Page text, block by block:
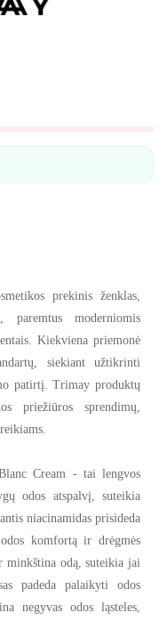
prekinis ženklas,
paremtus moderniomis
Kiekviena priemonė
siekiant užtikrinti
patirtį. Trimay produktų
priežiūros sprendimų,
Cream - tai lengvos
odos atspalvį, suteikia
niacinamidas prisideda
komfortą ir drėgmės
minkština odą, suteikia jai
padeda palaikyti odos
negyvas odos ląsteles,